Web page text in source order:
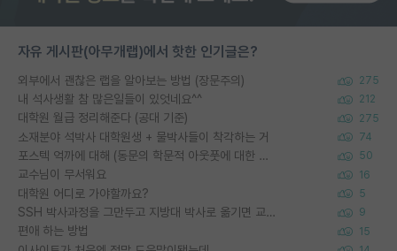
자유 게시판(아무개랩)에서 핫한 인기글은?
외부에서 괜찮은 랩을 알아보는 방법 (장문주의) 275
내 석사생활 참 많은일들이 있엇네요^^ 212
대학원 월급 정리해준다 (공대 기준) 275
소재분야 석박사 대학원생 + 물박사들이 착각하는 거 74
포스텍 억까에 대해 (동문의 학문적 아웃풋에 대한 반박) 50
교수님이 무서워요 16
대학원 어디로 가야할까요? 5
SSH 박사과정을 그만두고 지방대 박사로 옮기면 교수의 꿈은 끝일까요? 9
편애 하는 방법 15